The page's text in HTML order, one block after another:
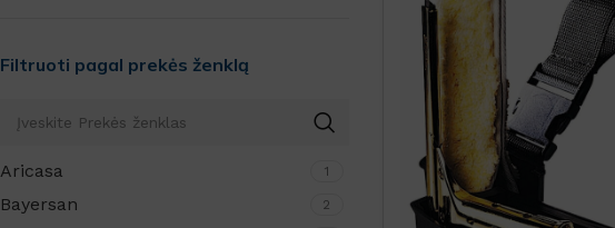
Filtruoti pagal prekės ženklą
Aricasa 1
Bayersan 2